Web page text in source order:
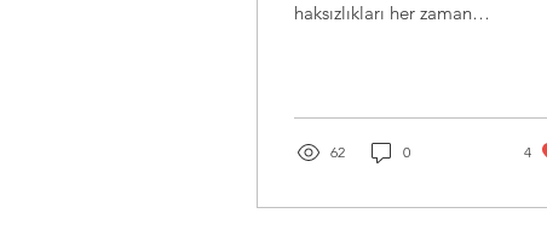
haksızlıkları her zaman
kırgınlıklar, yaşanmışlıklar,
öfkeler, grup aidiyetleri ve
geçmişte yaşanan acılar
62 0 4